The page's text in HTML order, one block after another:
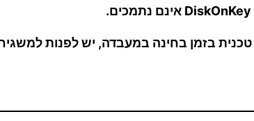
DiskOnKey אינם נתמכים.
בזמן בחינה במעבדה, יש לפנות